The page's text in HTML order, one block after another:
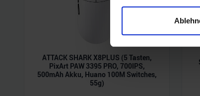
Erfahren Sie mehr
Wir verwenden
und die Zugriffe auf
ATTACK SHARK X8PLUS (5 Tasten,
PixArt PAW 3395 PRO, 700IPS,
500mAh Akku, Huano 100M Switches,
55g)